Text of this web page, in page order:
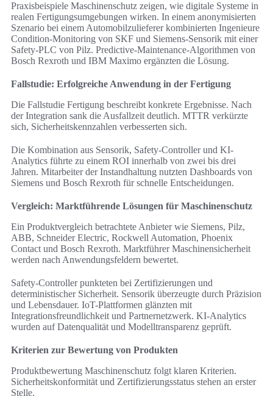
Praxisbeispiele Maschinenschutz zeigen, wie digitale Systeme in
realen Fertigungsumgebungen wirken. In einem anonymisierten
Szenario bei einem Automobilzulieferer kombinierten Ingenieure
Condition-Monitoring von SKF und Siemens-Sensorik mit einer
Safety-PLC von Pilz. Predictive-Maintenance-Algorithmen von
Bosch Rexroth und IBM Maximo ergänzten die Lösung.
Fallstudie: Erfolgreiche Anwendung in der Fertigung
Die Fallstudie Fertigung beschreibt konkrete Ergebnisse. Nach
der Integration sank die Ausfallzeit deutlich. MTTR verkürzte
sich, Sicherheitskennzahlen verbesserten sich.
Die Kombination aus Sensorik, Safety-Controller und KI-
Analytics führte zu einem ROI innerhalb von zwei bis drei
Jahren. Mitarbeiter der Instandhaltung nutzten Dashboards von
Siemens und Bosch Rexroth für schnelle Entscheidungen.
Vergleich: Marktführende Lösungen für Maschinenschutz
Ein Produktvergleich betrachtete Anbieter wie Siemens, Pilz,
ABB, Schneider Electric, Rockwell Automation, Phoenix
Contact und Bosch Rexroth. Marktführer Maschinensicherheit
werden nach Anwendungsfeldern bewertet.
Safety-Controller punkteten bei Zertifizierungen und
deterministischer Sicherheit. Sensorik überzeugte durch Präzision
und Lebensdauer. IoT-Plattformen glänzten mit
Integrationsfreundlichkeit und Partnernetzwerk. KI-Analytics
wurden auf Datenqualität und Modelltransparenz geprüft.
Kriterien zur Bewertung von Produkten
Produktbewertung Maschinenschutz folgt klaren Kriterien.
Sicherheitskonformität und Zertifizierungsstatus stehen an erster
Stelle.